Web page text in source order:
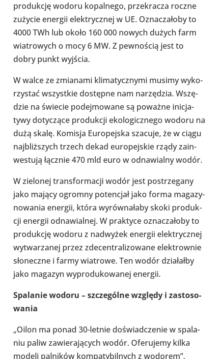
pro­duk­cję wodoru kopal­nego, prze­kra­cza roczne
zużycie energii elek­trycz­nej w UE. Ozna­cza­łoby to
4000 TWh lub około 160 000 nowych dużych farm
wia­tro­wych o mocy 6 MW. Z pew­no­ścią jest to
dobry punkt wyjścia.
W walce ze zmia­nami kli­ma­tycz­nymi musimy wyko­
rzy­stać wszyst­kie dostępne nam narzę­dzia. Wszę­
dzie na świecie podej­mo­wane są poważne ini­cja­
tywy doty­czące pro­duk­cji eko­lo­gicz­nego wodoru na
dużą skalę. Komisja Euro­pej­ska szacuje, że w ciągu
naj­bliż­szych trzech dekad euro­pej­skie rządy zain­
we­stują łącznie 470 mld euro w odna­wialny wodór.
W zie­lo­nej trans­for­ma­cji wodór jest postrze­gany
jako mający ogromny poten­cjał jako forma maga­zy­
no­wa­nia energii, która wyrów­na­łaby skoki pro­duk­
cji energii odna­wial­nej. W prak­tyce ozna­cza­łoby to
pro­duk­cję wodoru z nad­wy­żek energii elek­trycz­nej
wytwa­rza­nej przez zde­cen­tra­li­zo­wane elek­trow­nie
sło­neczne i farmy wia­trowe. Ten wodór dzia­łałby
jako magazyn wypro­du­ko­wa­nej energii.
Spa­la­nie wodoru – szcze­gólne względy i zasto­so­
wa­nia
„Oilon ma ponad 30-letnie doświad­cze­nie w spa­la­
niu paliw zawie­ra­ją­cych wodór. Ofe­ru­jemy kilka
modeli pal­ni­ków kom­pa­ty­bil­nych z wodorem”,